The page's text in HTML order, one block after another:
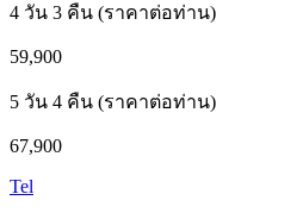
4 วัน 3 คืน (ราคาต่อท่าน)
59,900
5 วัน 4 คืน (ราคาต่อท่าน)
67,900
Tel